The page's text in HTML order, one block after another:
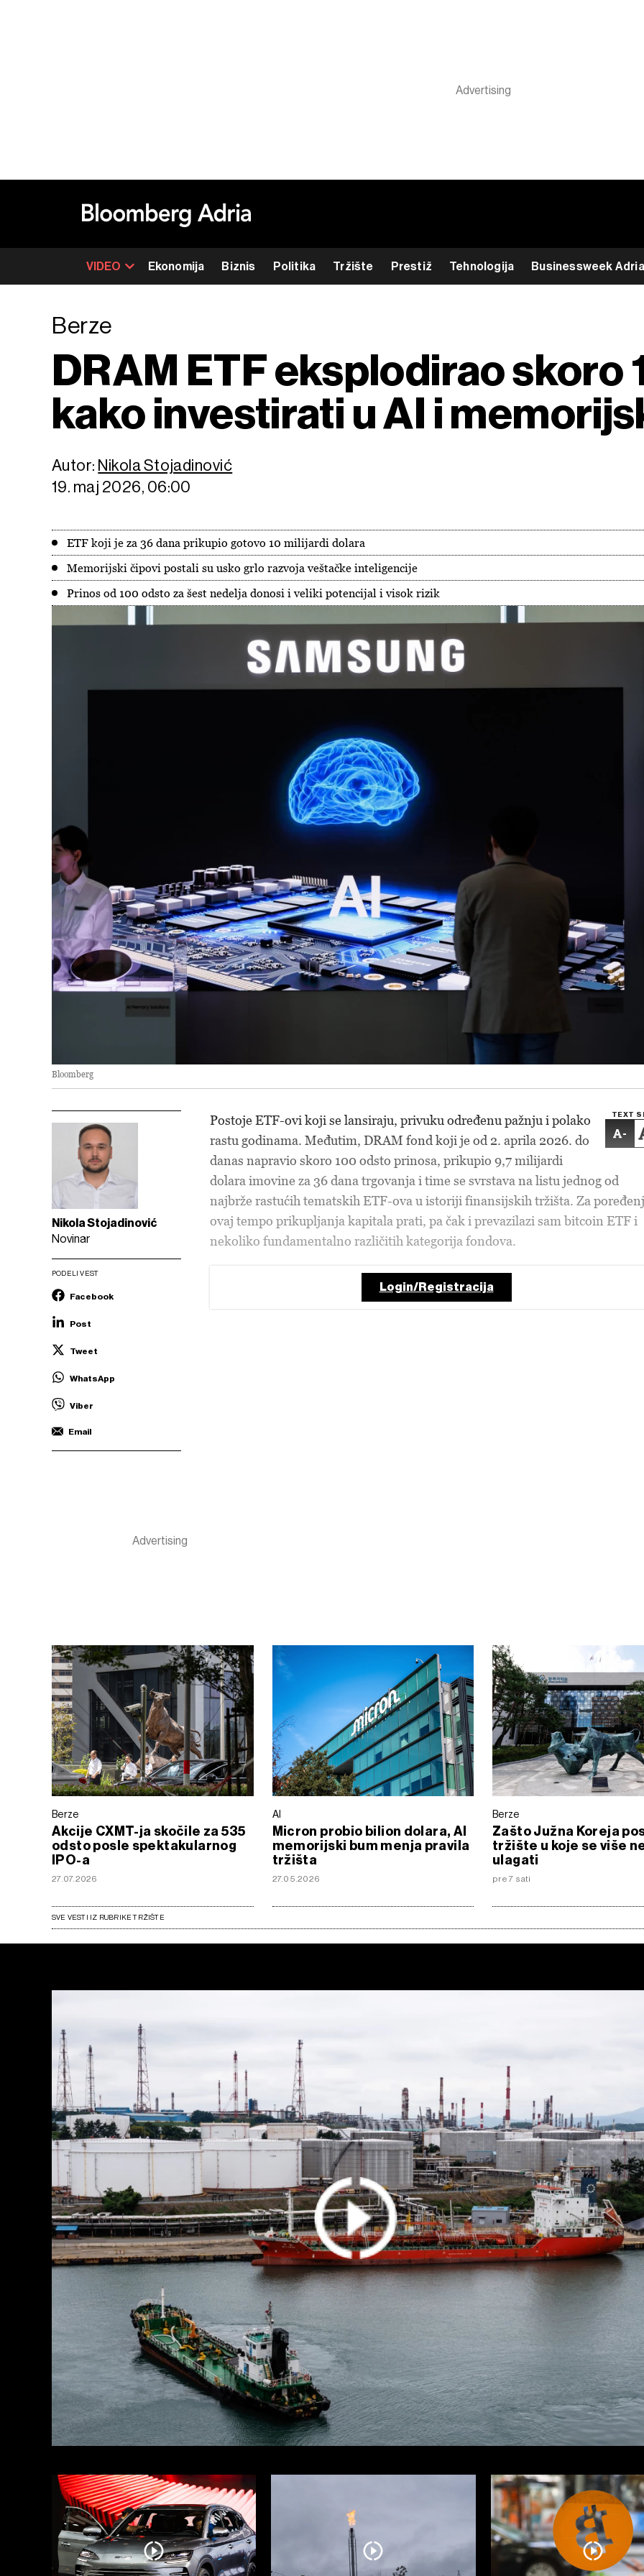
VIDEO Ekonomija Biznis Politika Tržište Prestiž Tehnologija Businessweek Adria
Berze
DRAM ETF eksplodirao skoro
kako investirati u AI i
Autor: Nikola Stojadinović
19. maj 2026, 06:00
ETF koji je za 36 dana prikupio gotovo 10 milijardi dolara
Memorijski čipovi postali su usko grlo razvoja veštačke inteligencije
Prinos od 100 odsto za šest nedelja donosi i veliki potencijal i visok rizik
Bloomberg
Nikola Stojadinović
Novinar
PODELI VEST
Facebook
Post
Tweet
WhatsApp
Viber
Email
TEXT
-
Postoje ETF-ovi koji se lansiraju, privuku određenu pažnju i polako
rastu godinama. Međutim, DRAM fond koji je od 2. aprila 2026. do
danas napravio skoro 100 odsto prinosa, prikupio 9,7 milijardi
dolara imovine za 36 dana trgovanja i time se svrstava na listu jednog od
najbrže rastućih tematskih ETF-ova u istoriji finansijskih tržišta. Za
ovaj tempo prikupljanja kapitala prati, pa čak i prevazilazi sam bitcoin ETF i
nekoliko fundamentalno različitih kategorija fondova.
Login/Registracija
Berze
Akcije CXMT-ja skočile za 535
odsto posle spektakularnog
IPO-a
27.07.2026
AI
Micron probio bilion dolara, AI
memorijski bum menja pravila
tržišta
27.05.2026
Berze
Zašto Južna Koreja
tržište u koje se više
ulagati
pre 7 sati
SVE VESTI IZ RUBRIKE TRŽIŠTE